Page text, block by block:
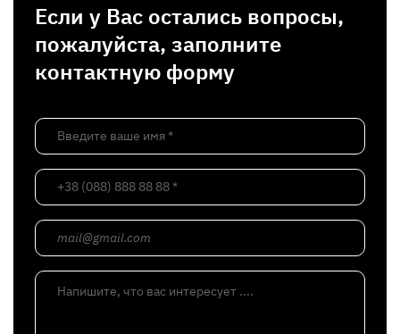
Если у Вас остались вопросы,
пожалуйста, заполните
контактную форму
Введите ваше имя *
+38 (088) 888 88 88 *
mail@gmail.com
Напишите, что вас интересует ....